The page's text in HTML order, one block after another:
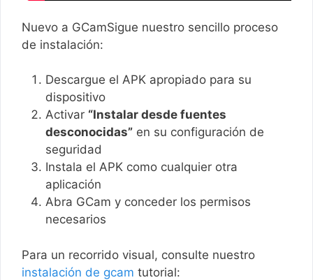
Nuevo a GCamSigue nuestro sencillo proceso
de instalación:
Descargue el APK apropiado para su
dispositivo
Activar “Instalar desde fuentes
desconocidas” en su configuración de
seguridad
Instala el APK como cualquier otra
aplicación
Abra GCam y conceder los permisos
necesarios
Para un recorrido visual, consulte nuestro
instalación de gcam tutorial: